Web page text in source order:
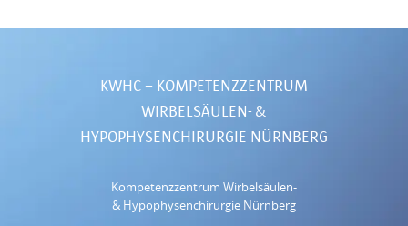
KWHC – KOMPETENZZENTRUM
WIRBELSÄULEN- &
HYPOPHYSENCHIRURGIE NÜRNBERG
Kompetenzzentrum Wirbelsäulen-
& Hypophysenchirurgie Nürnberg